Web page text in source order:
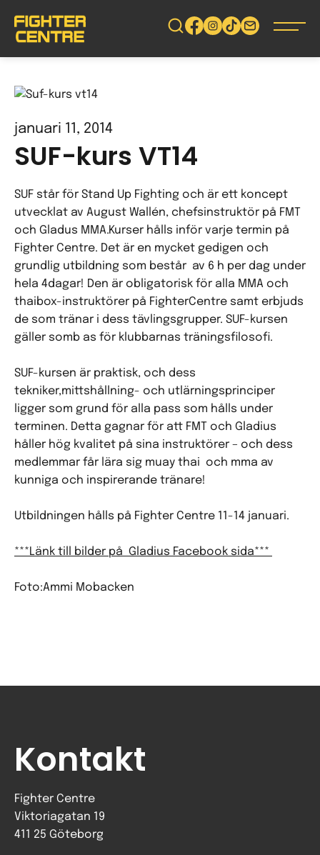
vidare
januari 11, 2014
SUF-kurs VT14
SUF står för Stand Up Fighting och är ett koncept
utvecklat av August Wallén, chefsinstruktör på FMT
och Gladus MMA.Kurser hålls inför varje termin på
Fighter Centre. Det är en mycket gedigen och
grundlig utbildning som består av 6 h per dag under
hela 4dagar! Den är obligatorisk för alla MMA och
thaibox-instruktörer på FighterCentre samt erbjuds
de som tränar i dess tävlingsgrupper. SUF-kursen
gäller somb as för klubbarnas träningsfilosofi.
SUF-kursen är praktisk, och dess
tekniker,mittshållning- och utlärningsprinciper
ligger som grund för alla pass som hålls under
terminen. Detta gagnar för att FMT och Gladius
håller hög kvalitet på sina instruktörer – och dess
medlemmar får lära sig muay thai och mma av
kunniga och inspirerande tränare!
Utbildningen hålls på Fighter Centre 11-14 januari.
***Länk till bilder på Gladius Facebook sida***
Foto:Ammi Mobacken
Kontakt
Fighter Centre
Viktoriagatan 19
411 25 Göteborg